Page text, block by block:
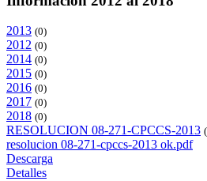
2013 (0)
2012 (0)
2014 (0)
2015 (0)
2016 (0)
2017 (0)
2018 (0)
RESOLUCION 08-271-CPCCS-2013
resolucion 08-271-cpccs-2013 ok.pdf
Descarga
Detalles